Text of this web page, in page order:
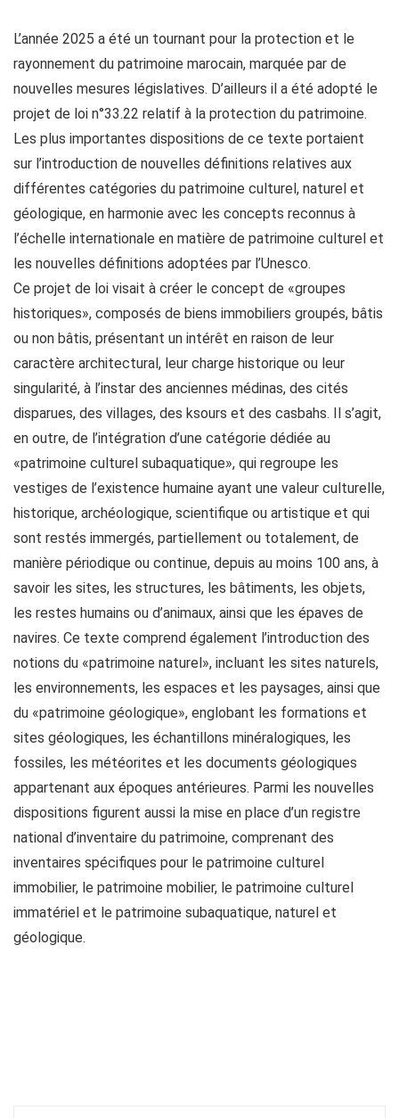
L’année 2025 a été un tournant pour la protection et le
rayonnement du patrimoine marocain, marquée par de
nouvelles mesures législatives. D’ailleurs il a été adopté le
projet de loi n°33.22 relatif à la protection du patrimoine.
Les plus importantes dispositions de ce texte portaient
sur l’introduction de nouvelles définitions relatives aux
différentes catégories du patrimoine culturel, naturel et
géologique, en harmonie avec les concepts reconnus à
l’échelle internationale en matière de patrimoine culturel et
les nouvelles définitions adoptées par l’Unesco.
Ce projet de loi visait à créer le concept de «groupes
historiques», composés de biens immobiliers groupés, bâtis
ou non bâtis, présentant un intérêt en raison de leur
caractère architectural, leur charge historique ou leur
singularité, à l’instar des anciennes médinas, des cités
disparues, des villages, des ksours et des casbahs. Il s’agit,
en outre, de l’intégration d’une catégorie dédiée au
«patrimoine culturel subaquatique», qui regroupe les
vestiges de l’existence humaine ayant une valeur culturelle,
historique, archéologique, scientifique ou artistique et qui
sont restés immergés, partiellement ou totalement, de
manière périodique ou continue, depuis au moins 100 ans, à
savoir les sites, les structures, les bâtiments, les objets,
les restes humains ou d’animaux, ainsi que les épaves de
navires. Ce texte comprend également l’introduction des
notions du «patrimoine naturel», incluant les sites naturels,
les environnements, les espaces et les paysages, ainsi que
du «patrimoine géologique», englobant les formations et
sites géologiques, les échantillons minéralogiques, les
fossiles, les météorites et les documents géologiques
appartenant aux époques antérieures. Parmi les nouvelles
dispositions figurent aussi la mise en place d’un registre
national d’inventaire du patrimoine, comprenant des
inventaires spécifiques pour le patrimoine culturel
immobilier, le patrimoine mobilier, le patrimoine culturel
immatériel et le patrimoine subaquatique, naturel et
géologique.